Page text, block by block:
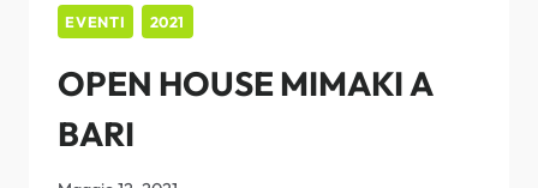
EVENTI 2021
OPEN HOUSE MIMAKI A
BARI